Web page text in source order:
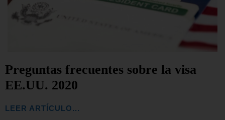
Preguntas frecuentes sobre la visa
EE.UU. 2020
LEER ARTÍCULO...